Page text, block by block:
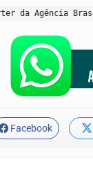
da Agência
Facebook